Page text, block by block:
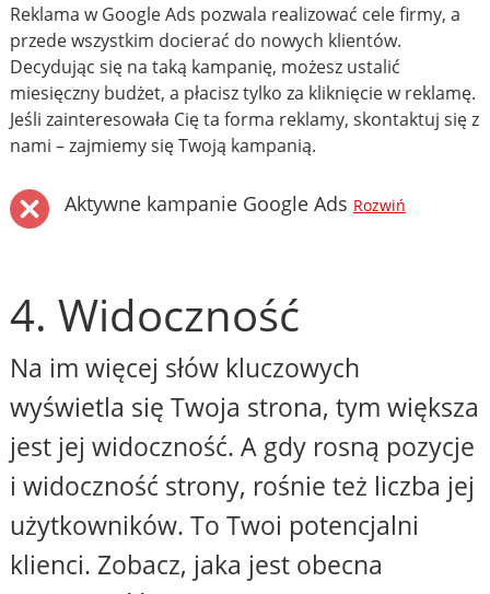
Reklama w Google Ads pozwala realizować cele firmy, a
przede wszystkim docierać do nowych klientów.
Decydując się na taką kampanię, możesz ustalić
miesięczny budżet, a płacisz tylko za kliknięcie w reklamę.
Jeśli zainteresowała Cię ta forma reklamy, skontaktuj się z
nami – zajmiemy się Twoją kampanią.
Aktywne kampanie Google Ads Rozwiń
4. Widoczność
Na im więcej słów kluczowych
wyświetla się Twoja strona, tym większa
jest jej widoczność. A gdy rosną pozycje
i widoczność strony, rośnie też liczba jej
użytkowników. To Twoi potencjalni
klienci. Zobacz, jaka jest obecna